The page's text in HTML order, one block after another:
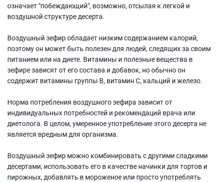
означает "побеждающий", возможно, отсылая к легкой и
воздушной структуре десерта.
Воздушный зефир обладает низким содержанием калорий,
поэтому он может быть полезен для людей, следящих за своим
питанием или на диете. Витамины и полезные вещества в
зефире зависят от его состава и добавок, но обычно он
содержит витамины группы В, витамин С, кальций и железо.
Норма потребления воздушного зефира зависит от
индивидуальных потребностей и рекомендаций врача или
диетолога. В целом, умеренное употребление этого десерта не
является вредным для организма.
Воздушный зефир можно комбинировать с другими сладкими
десертами, использовать его в качестве начинки для тортов и
пирожных, добавлять в мороженое или просто употреблять